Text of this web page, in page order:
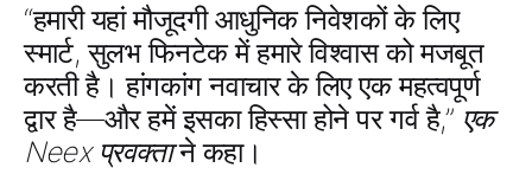
“हमारी यहां मौजूदगीआधुनिक निवेशकों के लिए
स्मार्ट, सुलभ फिनटेकमें हमारे विश्वास को मजबूत
करती है। हांगकांग नवाचार के लिए एक महत्वपूर्ण
द्वार है—और हमें इसका हिस्सा होने पर गर्व है,” एक
Neex प्रवक्ताने कहा।